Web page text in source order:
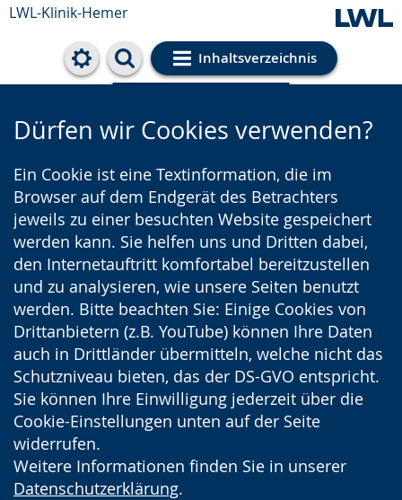
LWL-Klinik-Hemer
Inhaltsverzeichnis
Cookie-Einstellungen
Dürfen wir Cookies verwenden?
Ein Cookie ist eine Textinformation, die im
Browser auf dem Endgerät des Betrachters
jeweils zu einer besuchten Website gespeichert
werden kann. Sie helfen uns und Dritten dabei,
den Internetauftritt komfortabel bereitzustellen
und zu analysieren, wie unsere Seiten benutzt
werden. Bitte beachten Sie: Einige Cookies von
Drittanbietern (z.B. YouTube) können Ihre Daten
auch in Drittländer übermitteln, welche nicht das
Schutzniveau bieten, das der DS-GVO entspricht.
Sie können Ihre Einwilligung jederzeit über die
Cookie-Einstellungen unten auf der Seite
widerrufen.
Weitere Informationen finden Sie in unserer
Datenschutzerklärung.